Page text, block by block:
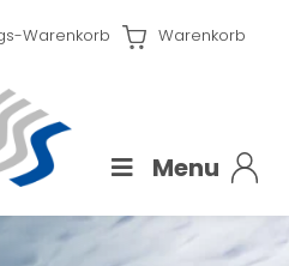
Warenkorb Warenkorb
Menu